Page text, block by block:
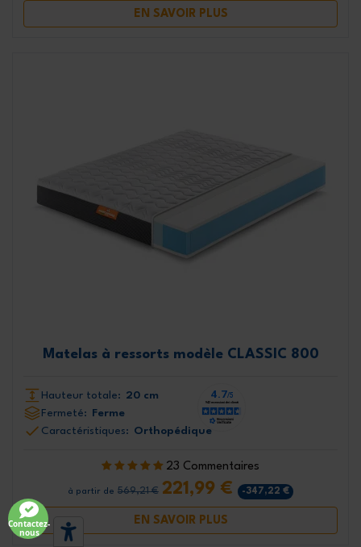
EN SAVOIR PLUS
Matelas à ressorts modèle CLASSIC 800
Hauteur totale: 20 cm
Fermeté: Ferme
Caractéristiques: Orthopédique
23 Commentaires
à partir de 569,21 € 221,99 € -347,22 €
EN SAVOIR PLUS
Contactez-
nous